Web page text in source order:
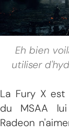
Eh bien
utiliser
La Fury X
du MSAA
Radeon